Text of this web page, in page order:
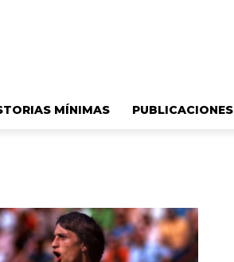
MÍNIMAS PUBLICACIONES